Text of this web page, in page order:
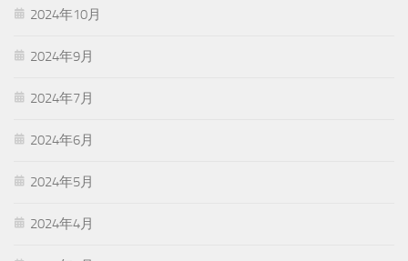
2024年10月
2024年9月
2024年7月
2024年6月
2024年5月
2024年4月